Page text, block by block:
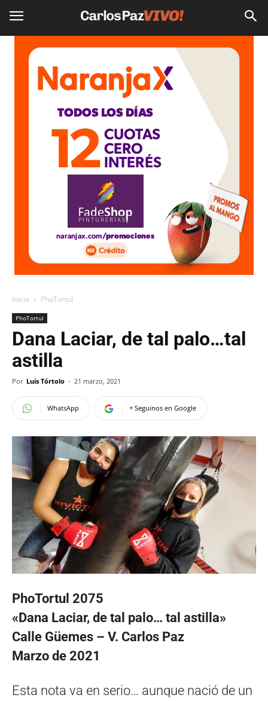
Inicio PhoTortul
PhoTortul
Dana Laciar, de tal palo…tal
astilla
Por Luis Tórtolo - 21 marzo, 2021
WhatsApp + Seguinos en Google
PhoTortul 2075
«Dana Laciar, de tal palo… tal astilla»
Calle Güemes – V. Carlos Paz
Marzo de 2021
Esta nota va en serio… aunque nació de un